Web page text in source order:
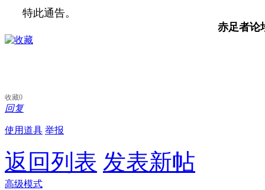
特此通告。
赤足者论
收藏0
回复
使用道具 举报
返回列表 发表新帖
高级模式